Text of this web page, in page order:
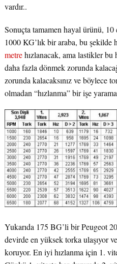
vardır..
Sonuçta tamamen hayal ürünü,
1000 KG’lık bir araba, bu şekilde
metrehızlanacak, ama lastikler
daha fazla dönmek zorunda
zorunda kalacaksınız ve böylece
olmadan “hızlanma” bir işe
Yukarıda 175 BG’li bir Peugeot
devirde en yüksek torka ulaşıyor
koruyor. En iyi hızlanma için 1.